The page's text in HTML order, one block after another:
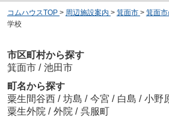
コムハウスTOP > 周辺施設案内 > 箕面市 > 箕面
学校
市区町村から探す
箕面市 / 池田市
町名から探す
粟生間谷西 / 坊島 / 今宮 / 白島 / 小野
粟生外院 / 外院 / 呉服町